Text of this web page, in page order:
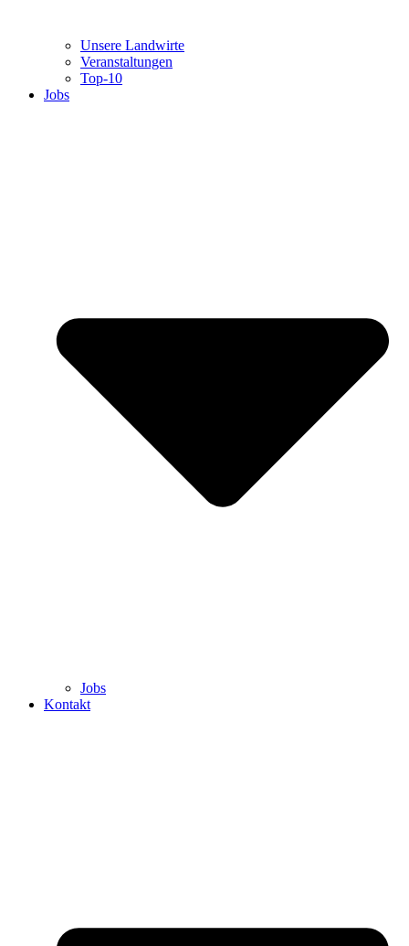
Unsere Landwirte
Veranstaltungen
Top-10
Jobs
Jobs
Kontakt